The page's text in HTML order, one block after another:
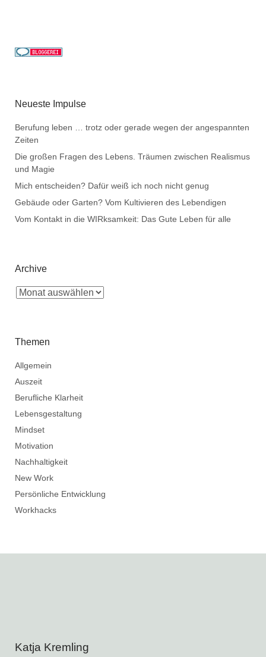
Neueste Impulse
Berufung leben … trotz oder gerade wegen der angespannten
Zeiten
Die großen Fragen des Lebens. Träumen zwischen Realismus
und Magie
Mich entscheiden? Dafür weiß ich noch nicht genug
Gebäude oder Garten? Vom Kultivieren des Lebendigen
Vom Kontakt in die WIRksamkeit: Das Gute Leben für alle
Archive
Themen
Allgemein
Auszeit
Berufliche Klarheit
Lebensgestaltung
Mindset
Motivation
Nachhaltigkeit
New Work
Persönliche Entwicklung
Workhacks
Katja Kremling